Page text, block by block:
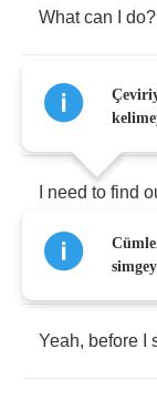
What can do?
can’t take up
babe
need to find
Before reach
Yeah, before